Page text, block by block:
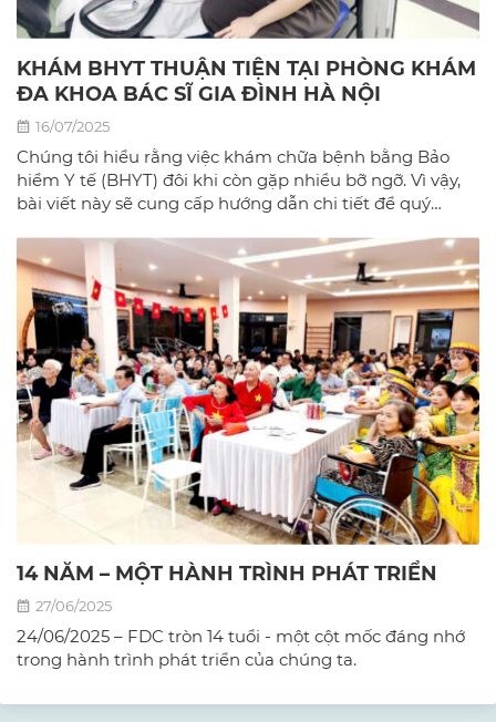
KHÁM BHYT THUẬN TIỆN TẠI PHÒNG KHÁM
ĐA KHOA BÁC SĨ GIA ĐÌNH HÀ NỘI
16/07/2025
Chúng tôi hiểu rằng việc khám chữa bệnh bằng Bảo
hiểm Y tế (BHYT) đôi khi còn gặp nhiều bỡ ngỡ. Vì vậy,
bài viết này sẽ cung cấp hướng dẫn chi tiết để quý
quả nhất tại phòng khám đa khoa Bác sĩ gia đình hà
Nội.
14 NĂM – MỘT HÀNH TRÌNH PHÁT TRIỂN
27/06/2025
24/06/2025 – FDC tròn 14 tuổi - một cột mốc đáng nhớ
trong hành trình phát triển của chúng ta.